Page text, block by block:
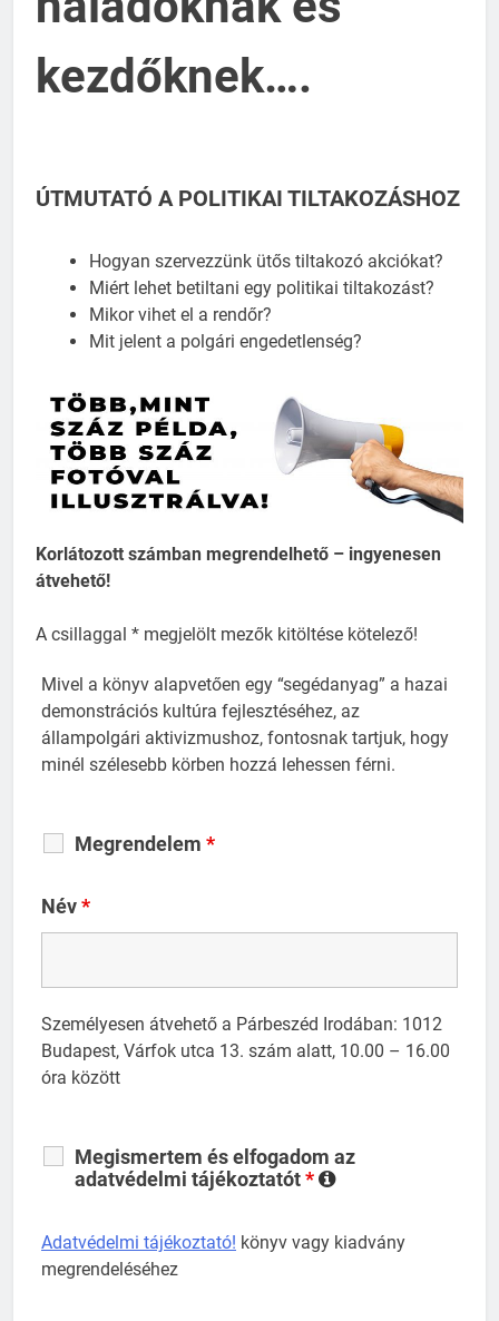
kezdőknek….
ÚTMUTATÓ A POLITIKAI TILTAKOZÁSHOZ
Hogyan szervezzünk ütős tiltakozó akciókat?
Miért lehet betiltani egy politikai tiltakozást?
Mikor vihet el a rendőr?
Mit jelent a polgári engedetlenség?
Korlátozott számban megrendelhető – ingyenesen
átvehető!
A csillaggal * megjelölt mezők kitöltése kötelező!
Mivel a könyv alapvetően egy “segédanyag” a hazai
demonstrációs kultúra fejlesztéséhez, az
állampolgári aktivizmushoz, fontosnak tartjuk, hogy
minél szélesebb körben hozzá lehessen férni.
Megrendelem *
Név*
Személyesen átvehető a Párbeszéd Irodában: 1012
Budapest, Várfok utca 13. szám alatt, 10.00 – 16.00
óra között
Megismertem és elfogadom az
adatvédelmi tájékoztatót*
Adatvédelmi tájékoztató! könyv vagy kiadvány
megrendeléséhez